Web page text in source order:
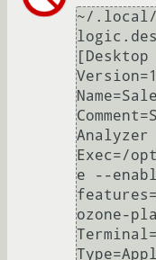
~/.local/
Analyzer
Exec=/
e --
ozone-